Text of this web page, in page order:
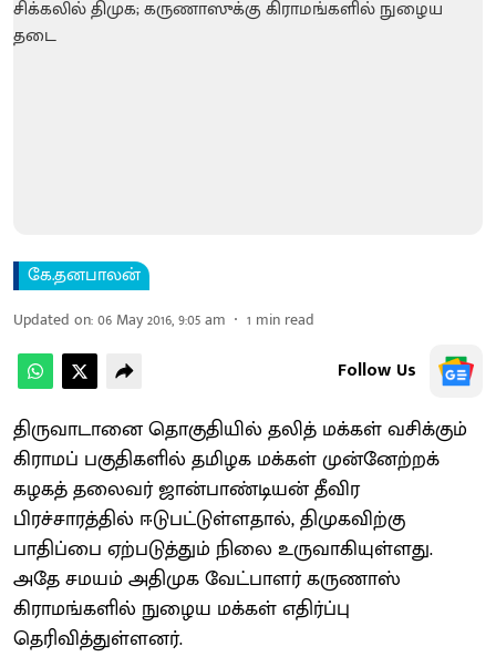
கே.தனபாலன்
Updated on:06 May 2016, 9:05 am 1 min read
Follow Us
திருவாடானை தொகுதியில் தலித் மக்கள் வசிக்கும்
கிராமப் பகுதிகளில் தமிழக மக்கள் முன்னேற்றக்
கழகத் தலைவர் ஜான்பாண்டியன் தீவிர
பிரச்சாரத்தில் ஈடுபட்டுள்ளதால், திமுகவிற்கு
பாதிப்பை ஏற்படுத்தும் நிலை உருவாகியுள்ளது.
அதே சமயம் அதிமுக வேட்பாளர் கருணாஸ்
கிராமங்களில் நுழைய மக்கள் எதிர்ப்பு
தெரிவித்துள்ளனர்.